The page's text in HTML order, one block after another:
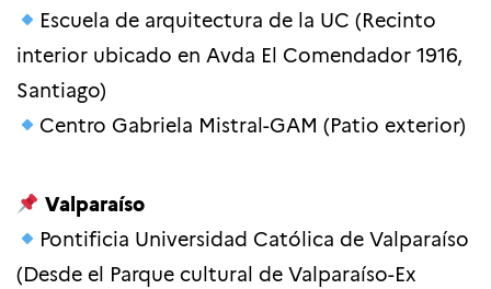
Escuela de arquitectura de la UC (Recinto
interior ubicado en Avda El Comendador 1916,
Santiago)
Centro Gabriela Mistral-GAM (Patio exterior)
Valparaíso
Pontificia Universidad Católica de Valparaíso
(Desde el Parque cultural de Valparaíso-Ex